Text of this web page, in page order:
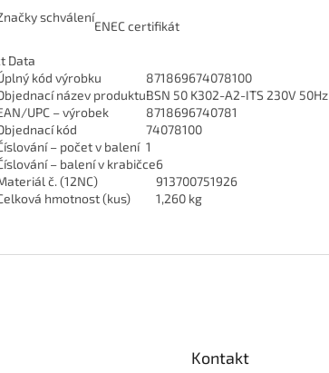
schválení
ENEC certifikát
Data
kód výrobku
871869674078100
název produktuBSN 50 K302-A2-ITS 230V 50Hz
UPC – výrobek
8718696740781
kód
74078100
– počet v balení 1
– balení v krabičce6
č. (12NC)
913700751926
hmotnost (kus)
1,260 kg
Kontakt